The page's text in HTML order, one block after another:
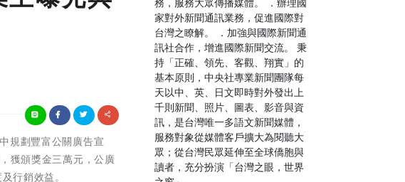
規劃豐富公關廣告宣
獲頒獎金三萬元，公廣
行銷效益。
家對外新聞通訊業務，促進國際對
台灣之瞭解。 ．加強與國際新聞通
訊社合作，增進國際新聞交流。 秉
持「正確、領先、客觀、翔實」的
基本原則，中央社專業新聞團隊每
天以中、英、日文即時對外發出上
千則新聞、照片、圖表、影音與資
訊，是台灣唯一多語文新聞媒體，
服務對象從媒體客戶擴大為閱聽大
眾；從台灣民眾延伸至全球僑胞與
讀者，充分扮演「台灣之眼，世界